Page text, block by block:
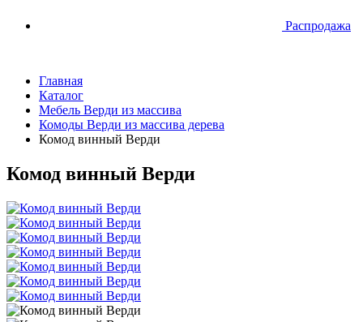
Распродажа
Главная
Каталог
Мебель Верди из массива
Комоды Верди из массива дерева
Комод винный Верди
Комод винный Верди